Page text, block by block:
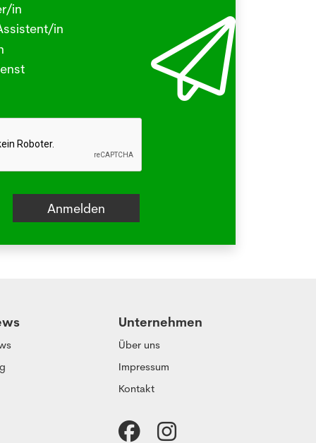
- Viele kleine Tierchen sind in den
unterwegs, die stechen
in
in
Unternehmen
Über uns
Impressum
Kontakt